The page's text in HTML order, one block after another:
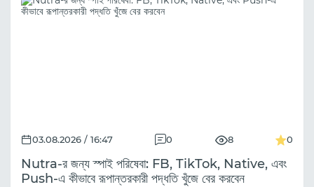
03.08.2026 / 16:47 0 8 0
Nutra-র জন্য স্পাই পরিষেবা: FB, TikTok, Native, এবং
Push-এ কীভাবে রূপান্তরকারী পদ্ধতি খুঁজে বের করবেন